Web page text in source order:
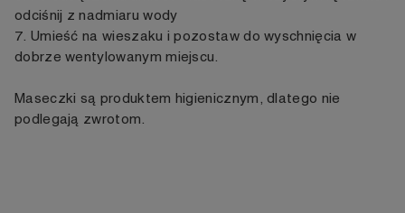
odciśnij z nadmiaru wody
7. Umieść na wieszaku i pozostaw do wyschnięcia w
dobrze wentylowanym miejscu.
Maseczki są produktem higienicznym, dlatego nie
podlegają zwrotom.